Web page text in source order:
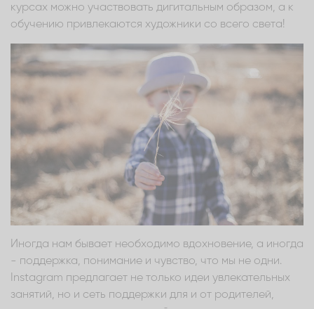
курсах можно участвовать дигитальным образом, а к
обучению привлекаются художники со всего света!
Иногда нам бывает необходимо вдохновение, а иногда
- поддержка, понимание и чувство, что мы не одни.
Instagram предлагает не только идеи увлекательных
занятий, но и сеть поддержки для и от родителей,